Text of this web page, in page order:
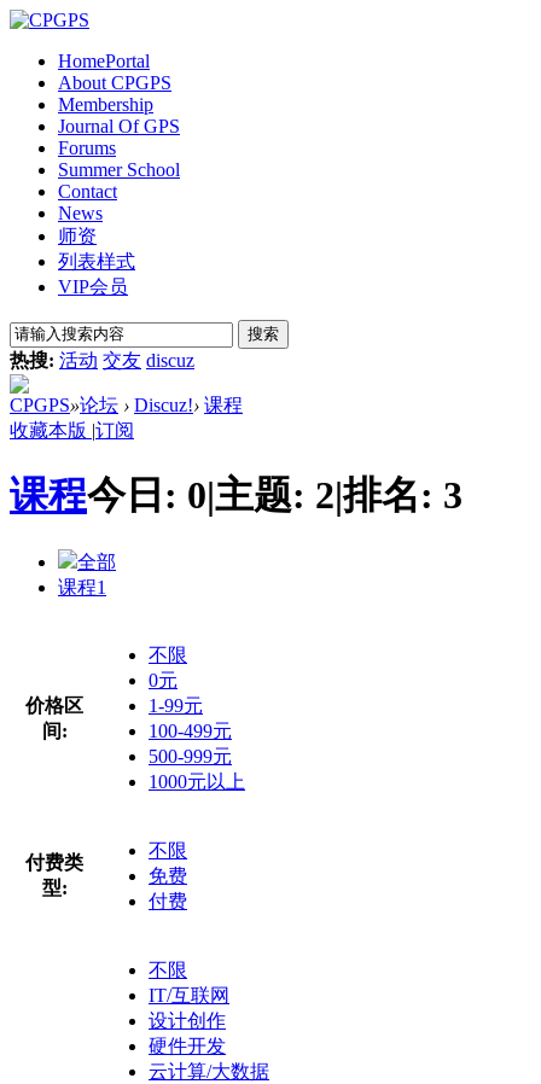
HomePortal
About CPGPS
Membership
Journal Of GPS
Forums
Summer School
Contact
News
师资
列表样式
VIP会员
搜索
热搜: 活动 交友 discuz
CPGPS»论坛 › Discuz!› 课程
收藏本版 |订阅
课程今日: 0|主题: 2|排名: 3
全部
课程1
价格区
间:
不限
0元
1-99元
100-499元
500-999元
1000元以上
付费类
型:
不限
免费
付费
不限
IT/互联网
设计创作
硬件开发
云计算/大数据